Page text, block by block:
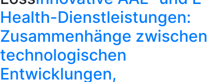
Health-Dienstleistungen:
Zusammenhänge zwischen
technologischen
Entwicklungen,